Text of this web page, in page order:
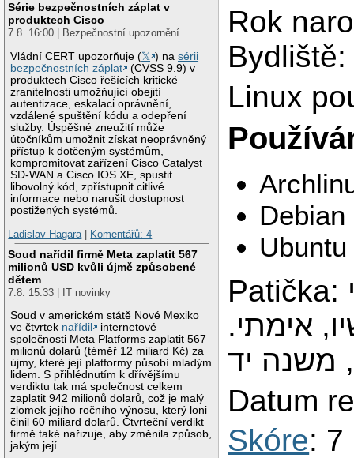
Série bezpečnostních záplat v
produktech Cisco
7.8. 16:00 | Bezpečnostní upozornění
Vládní CERT upozorňuje (𝕏 ) nasérii
bezpečnostních záplat
(CVSS 9.9) v
produktech Cisco řešících kritické
zranitelnosti umožňující obejití
autentizace, eskalaci oprávnění,
vzdálené spuštění kódu a odepření
služby. Úspěšné zneužití může
útočníkům umožnit získat neoprávněný
přístup k dotčeným systémům,
kompromitovat zařízení Cisco Catalyst
SD-WAN a Cisco IOS XE, spustit
libovolný kód, zpřístupnit citlivé
informace nebo narušit dostupnost
postižených systémů.
Ladislav Hagara
Komentářů: 4
Soud nařídil firmě Meta zaplatit 567
milionů USD kvůli újmě způsobené
dětem
7.8. 15:33 | IT novinky
Soud v americkém státě Nové Mexiko
ve čtvrtek nařídil
internetové
společnosti Meta Platforms zaplatit 567
milionů dolarů (téměř 12 miliard Kč) za
újmy, které její platformy působí mladým
lidem. S přihlédnutím k dřívějšímu
verdiktu tak má společnost celkem
zaplatit 942 milionů dolarů, což je malý
zlomek jejího ročního výnosu, který loni
činil 60 miliard dolarů. Čtvrteční verdikt
firmě také nařizuje, aby změnila způsob,
jakým její
Rok
Linux
Ubuntu
Patička: אם אין אני לי, מי לי; וכשאני
אימתי.
משנה יד
Datum
Skóre: 7